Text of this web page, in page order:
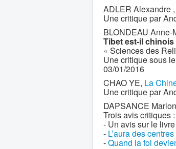
ADLER Alexandre
Une critique par
BLONDEAU
Tibet est-il
« Sciences des
Une critique sous
03/01/2016
CHAO YE, La
Une critique par
DAPSANCE
Trois avis critiques :
- Un avis sur le
- L’aura des
-Quand la foi